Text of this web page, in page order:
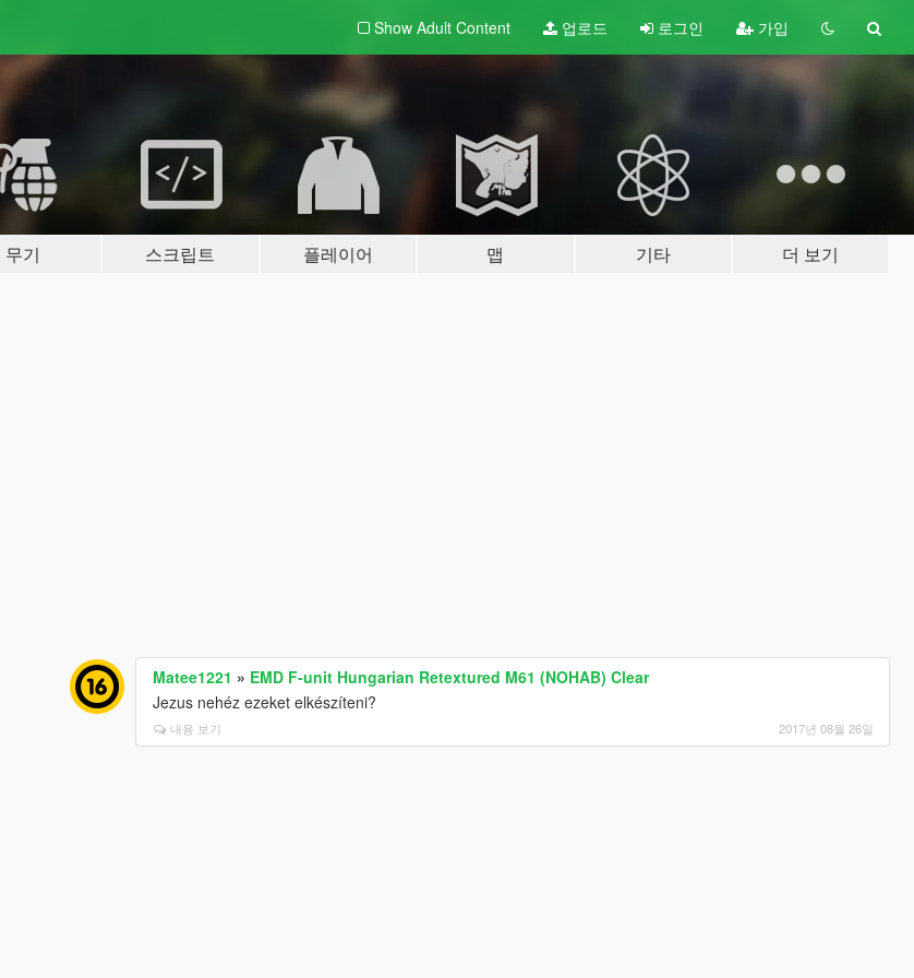
Show Adult Content 업로드 로그인 가입
무기 스크립트 플레이어 맵 기타 더 보기
Matee1221 » EMD F-unit Hungarian Retextured M61 (NOHAB) Clear
Jezus nehéz ezeket elkészíteni?
내용 보기 2017년 08월 26일